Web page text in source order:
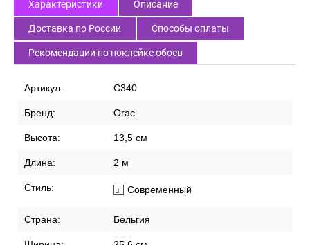
Характеристики Описание
Доставка по России Способы оплаты
Рекомендации по поклейке обоев
Артикул: C340
Бренд: Orac
Высота: 13,5 см
Длина: 2 м
Стиль: Современный
Страна: Бельгия